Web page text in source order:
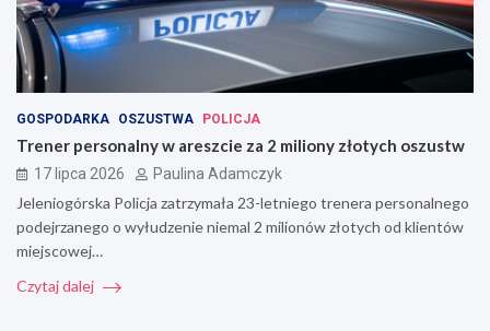
GOSPODARKA OSZUSTWA POLICJA
Trener personalny w areszcie za 2 miliony złotych oszustw
17 lipca 2026 Paulina Adamczyk
Jeleniogórska Policja zatrzymała 23-letniego trenera personalnego
podejrzanego o wyłudzenie niemal 2 milionów złotych od klientów
miejscowej…
Czytaj dalej